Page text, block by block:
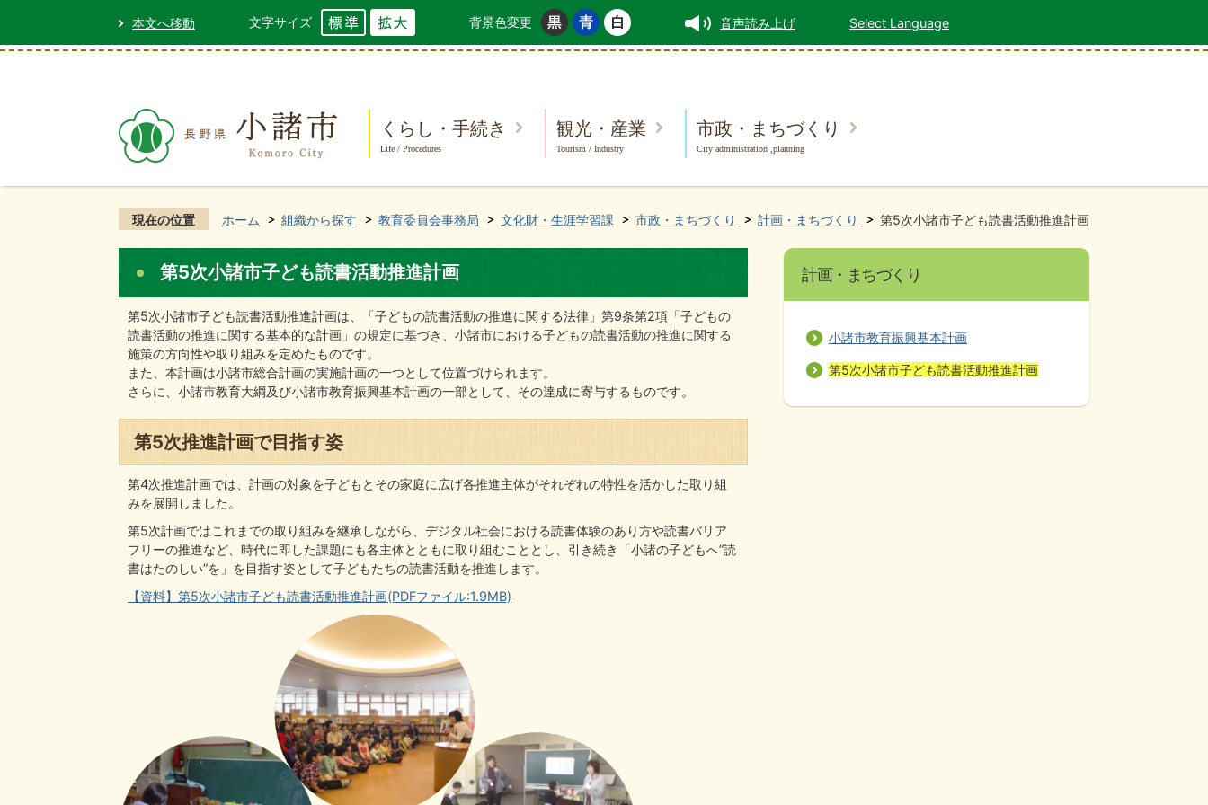
本文へ移動 文字サイズ 背景色変更 音声読み上げ Select Language
くらし・手続き
Life / Procedures
観光・産業
Tourism / Industry
市政・まちづくり
City administration ,planning
現在の位置 ホーム 組織から探す 教育委員会事務局 文化財・生涯学習課 市政・まちづくり 計画・まちづくり 第5次小諸市子ども読書活動推進計画
第5次小諸市子ども読書活動推進計画
第5次小諸市子ども読書活動推進計画は、「子どもの読書活動の推進に関する法律」第9条第2項「子どもの
読書活動の推進に関する基本的な計画」の規定に基づき、小諸市における子どもの読書活動の推進に関する
施策の方向性や取り組みを定めたものです。
また、本計画は小諸市総合計画の実施計画の一つとして位置づけられます。
さらに、小諸市教育大綱及び小諸市教育振興基本計画の一部として、その達成に寄与するものです。
第5次推進計画で目指す姿
第4次推進計画では、計画の対象を子どもとその家庭に広げ各推進主体がそれぞれの特性を活かした取り組
みを展開しました。
第5次計画ではこれまでの取り組みを継承しながら、デジタル社会における読書体験のあり方や読書バリア
フリーの推進など、時代に即した課題にも各主体とともに取り組むこととし、引き続き「小諸の子どもへ”読
書はたのしい”を」を目指す姿として子どもたちの読書活動を推進します。
【資料】第5次小諸市子ども読書活動推進計画(PDFファイル:1.9MB)
計画・まちづくり
小諸市教育振興基本計画
第5次小諸市子ども読書活動推進計画